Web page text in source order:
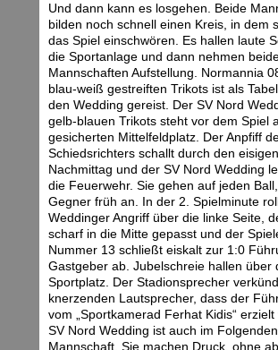
Und dann kann es losgehen. Beide
bilden noch schnell einen Kreis, in dem
das Spiel einschwören. Es hallen laute
die Sportanlage und dann nehmen
Mannschaften Aufstellung. Normannia
blau-weiß gestreiften Trikots ist als
den Wedding gereist. Der SV Nord
gelb-blauen Trikots steht vor dem Spiel
gesicherten Mittelfeldplatz. Der Anpfiff
Schiedsrichters schallt durch den
Nachmittag und der SV Nord Wedding
die Feuerwehr. Sie gehen auf jeden
Gegner früh an. In der 2. Spielminute
Weddinger Angriff über die linke Seite,
scharf in die Mitte gepasst und der
Nummer 13 schließt eiskalt zur 1:0
Gastgeber ab. Jubelschreie hallen über
Sportplatz. Der Stadionsprecher
knerzenden Lautsprecher, dass der
vom „Sportkamerad Ferhat Kidis“
SV Nord Wedding ist auch im
Mannschaft. Sie machen Druck, ohne